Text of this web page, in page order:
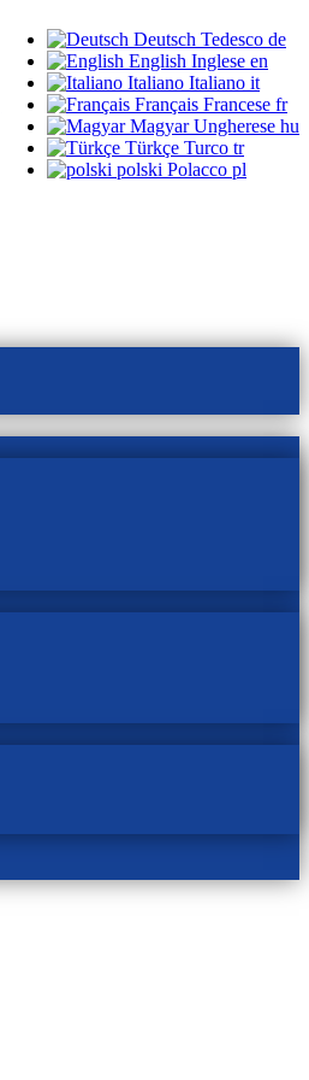
Deutsch Tedesco de
English Inglese en
Italiano Italiano it
Français Francese fr
Magyar Ungherese hu
Türkçe Turco tr
polski Polacco pl